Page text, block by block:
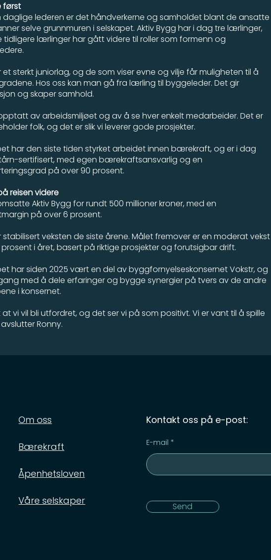
først
daglige lederen er det håndverkerne og samholdet blant de ansatte
selve grunnmuren i selskapet. Aktiv Bygg har i dag tre lærlinger,
tidligere lærlinger har gått videre til roller som formenn og
et sterkt juniorlag, og de som viser evne og vilje får muligheten til å
Hos oss kan man gå fra lærling til byggeleder. Det gir
og skaper samhold.
av arbeidsmiljøet og av å se hver enkelt medarbeider. Det er
folk, og det er slik vi leverer gode prosjekter.
har den siste tiden styrket arbeidet innen bærekraft, og er i dag
sertifisert, med egen bærekraftsansvarlig og en
på over 90 prosent.
reisen videre
Aktiv Bygg for rundt 500 millioner kroner, med en
på over 6 prosent.
stabilisert veksten de siste årene. Målet fremover er en moderat vekst
i året, basert på riktige prosjekter og forutsigbar drift.
har siden 2025 vært en del av byggfornyelseskonsernet Vokstr, og
med å dele erfaringer og bygge synergier på tvers av de andre
i konsernet.
at vi vil bli utfordret, og det ser vi på som positivt. Vi er vant til å spille
Ronny.
Om oss
Bærekraft
Åpenhetsloven
Våre selskaper
Kontakt oss på e-post:
E-mail
Send